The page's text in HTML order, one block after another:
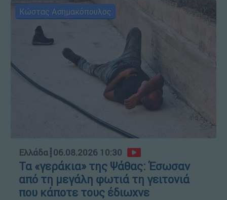
Κώστας Ασημακόπουλος
Ελλάδα┋06.08.2026 10:30
Τα «γεράκια» της Ψάθας: Έσωσαν
από τη μεγάλη φωτιά τη γειτονιά
που κάποτε τους έδιωχνε